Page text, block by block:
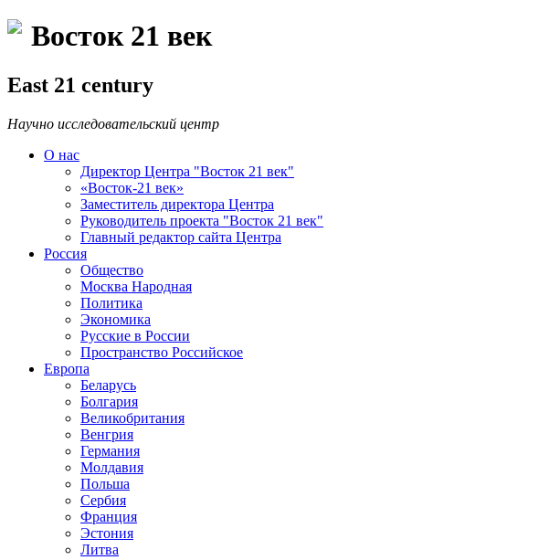
Восток 21 век
East 21 century
Научно исследовательский центр
О нас
Директор Центра "Восток 21 век"
«Восток-21 век»
Заместитель директора Центра
Руководитель проекта "Восток 21 век"
Главный редактор сайта Центра
Россия
Общество
Москва Народная
Политика
Экономика
Русские в России
Пространство Российское
Европа
Беларусь
Болгария
Великобритания
Венгрия
Германия
Молдавия
Польша
Сербия
Франция
Эстония
Литва